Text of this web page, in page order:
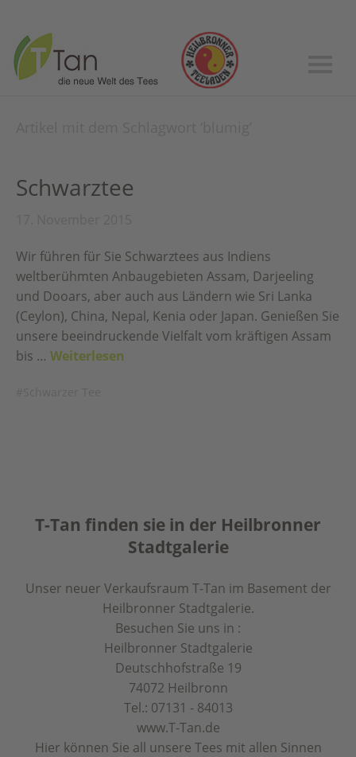
Schwarztee
Wir führen für Sie Schwarztees aus Indiens
weltberühmten Anbaugebieten Assam, Darjeeling
und Dooars, aber auch aus Ländern wie Sri Lanka
(Ceylon), China, Nepal, Kenia oder Japan. Genießen Sie
unsere beeindruckende Vielfalt vom kräftigen Assam
bis … Weiterlesen
T-Tan finden sie in der Heilbronner
Stadtgalerie
Unser neuer Verkaufsraum T-Tan im Basement der
Heilbronner Stadtgalerie.
Besuchen Sie uns in :
Heilbronner Stadtgalerie
Deutschhofstraße 19
74072 Heilbronn
Tel.: 07131 - 84013
www.T-Tan.de
Hier können Sie all unsere Tees mit allen Sinnen